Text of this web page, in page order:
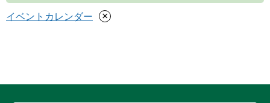
イベントカレンダー ×